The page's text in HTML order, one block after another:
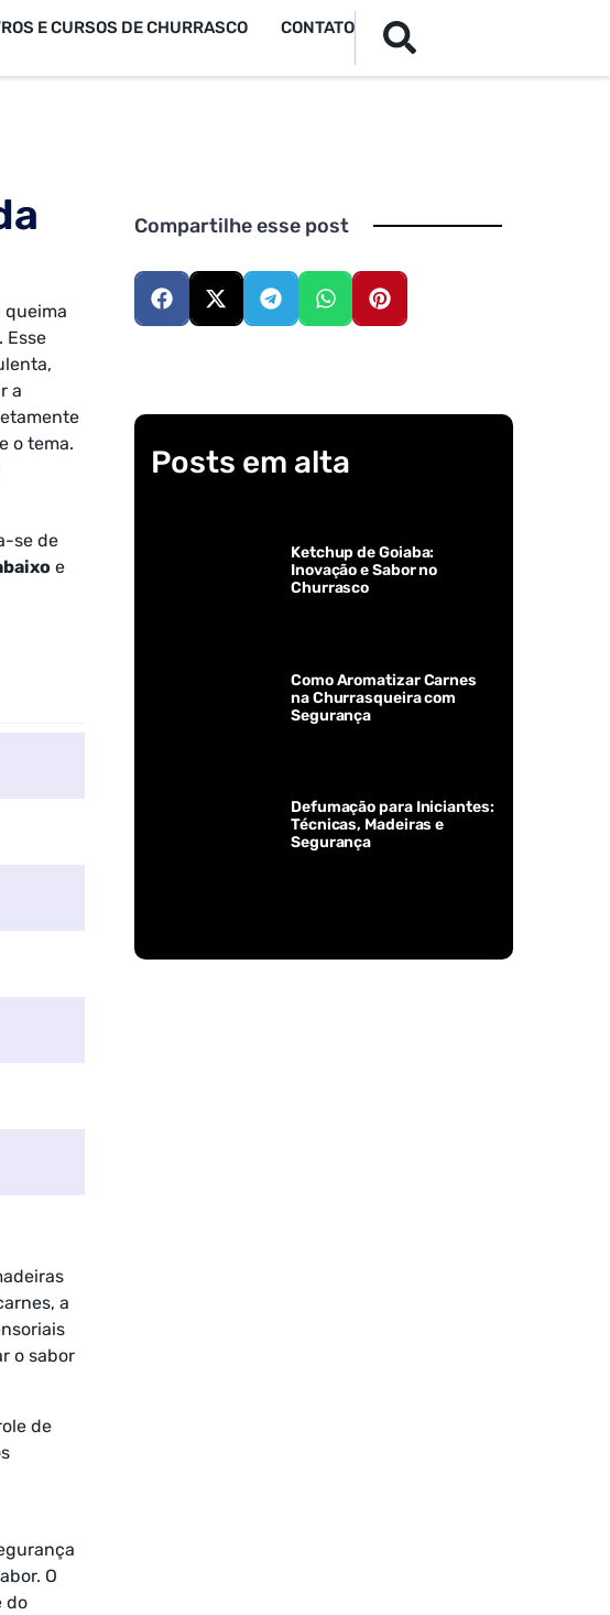
E CURSOS DE CHURRASCO CONTATO
queima
Esse
a
o tema.
se de
e
a
o sabor
de
O
do
Compartilhe esse post
Posts em alta
Ketchup de Goiaba:
Inovação e Sabor no
Churrasco
Como Aromatizar Carnes
na Churrasqueira com
Segurança
Defumação para Iniciantes:
Técnicas, Madeiras e
Segurança